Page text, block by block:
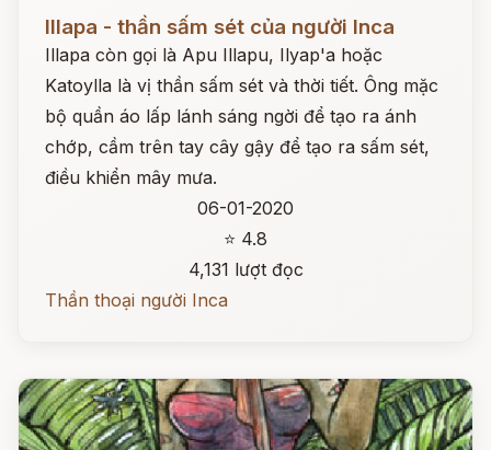
Illapa - thần sấm sét của người Inca
Illapa còn gọi là Apu Illapu, Ilyap'a hoặc
Katoylla là vị thần sấm sét và thời tiết. Ông mặc
bộ quần áo lấp lánh sáng ngời để tạo ra ánh
chớp, cầm trên tay cây gậy để tạo ra sấm sét,
điều khiển mây mưa.
06-01-2020
⭐ 4.8
4,131 lượt đọc
Thần thoại người Inca